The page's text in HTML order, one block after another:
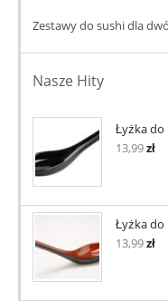
Zestawy do sushi dla
Nasze Hity
Łyżka do
13,99zł
Łyżka do
13,99zł